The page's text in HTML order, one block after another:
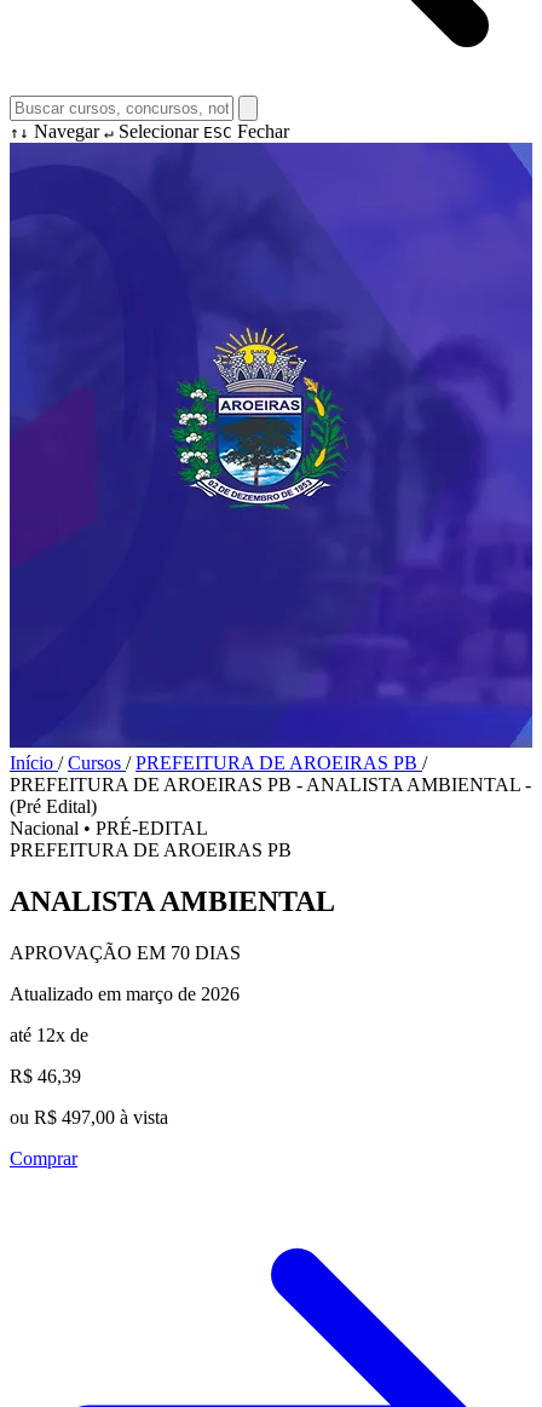
↑↓ Navegar ↵ Selecionar ESC Fechar
Início / Cursos / PREFEITURA DE AROEIRAS PB /
PREFEITURA DE AROEIRAS PB - ANALISTA AMBIENTAL -
(Pré Edital)
Nacional • PRÉ-EDITAL
PREFEITURA DE AROEIRAS PB
ANALISTA AMBIENTAL
APROVAÇÃO EM 70 DIAS
Atualizado em março de 2026
até 12x de
R$ 46,39
ou R$ 497,00 à vista
Comprar